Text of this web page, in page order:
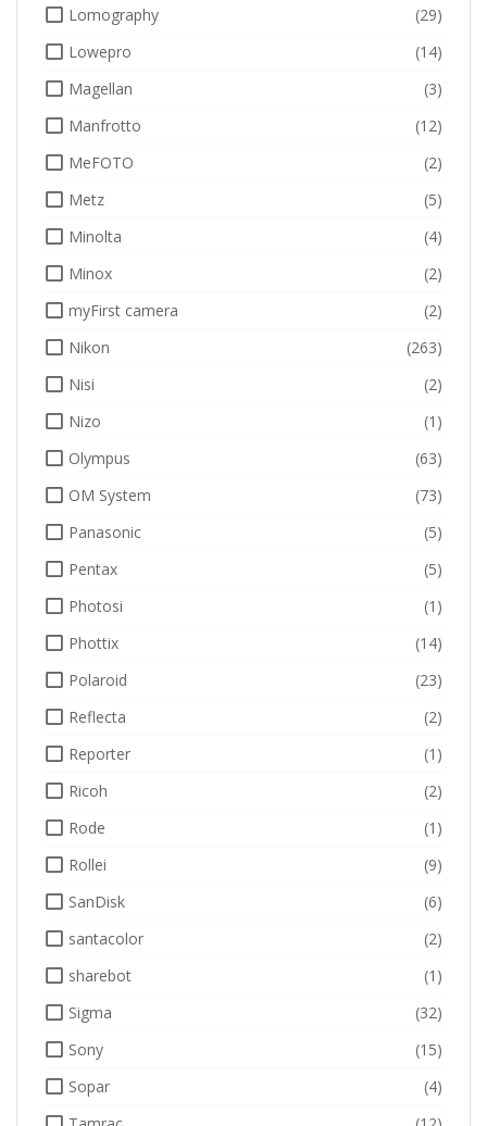
Lomography
(29)
Lowepro
(14)
Magellan
(3)
Manfrotto
(12)
MeFOTO
(2)
Metz
(5)
Minolta
(4)
Minox
(2)
myFirst camera
(2)
Nikon
(263)
Nisi
(2)
Nizo
(1)
Olympus
(63)
OM System
(73)
Panasonic
(5)
Pentax
(5)
Photosi
(1)
Phottix
(14)
Polaroid
(23)
Reflecta
(2)
Reporter
(1)
Ricoh
(2)
Rode
(1)
Rollei
(9)
SanDisk
(6)
santacolor
(2)
sharebot
(1)
Sigma
(32)
Sony
(15)
Sopar
(4)